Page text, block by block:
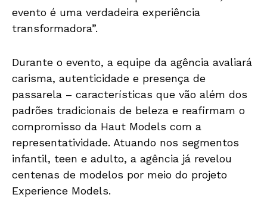
evento é uma verdadeira experiência
transformadora”.
Durante o evento, a equipe da agência avaliará
carisma, autenticidade e presença de
passarela – características que vão além dos
padrões tradicionais de beleza e reafirmam o
compromisso da Haut Models com a
representatividade. Atuando nos segmentos
infantil, teen e adulto, a agência já revelou
centenas de modelos por meio do projeto
Experience Models.